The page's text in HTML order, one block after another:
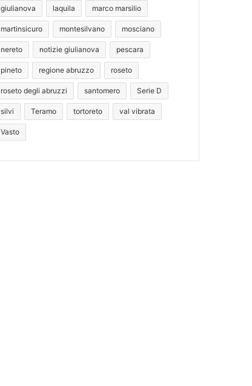
giulianova laquila marco marsilio
martinsicuro montesilvano mosciano
nereto notizie giulianova pescara
pineto regione abruzzo roseto
roseto degli abruzzi santomero Serie D
silvi Teramo tortoreto val vibrata
Vasto